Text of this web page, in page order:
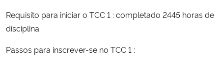
Ministério da Cidadania
Ministério da Saúde
Requisito para iniciar o TCC 1 : completado 2445 horas de
disciplina.
Passos para inscrever-se no TCC 1 :